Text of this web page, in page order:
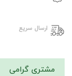
ارسال سریع
مشتری گرامی